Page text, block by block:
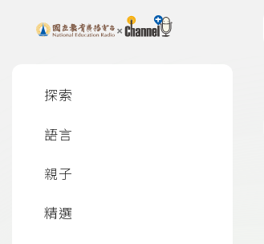
上方功能區塊
探索
語言
親子
精選